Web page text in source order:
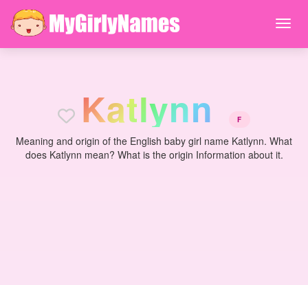
Katlynn F
Meaning and origin of the English baby girl name Katlynn. What
does Katlynn mean? What is the origin Information about it.